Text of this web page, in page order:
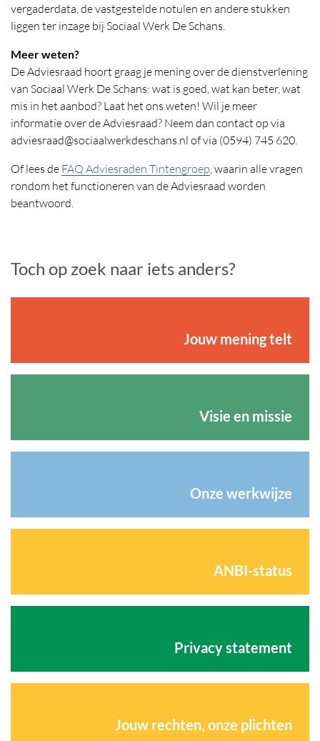
vergaderdata, de vastgestelde notulen en andere stukken
liggen ter inzage bij Sociaal Werk De Schans.
Meer weten?
De Adviesraad hoort graag je mening over de dienstverlening
van Sociaal Werk De Schans: wat is goed, wat kan beter, wat
mis in het aanbod? Laat het ons weten! Wil je meer
informatie over de Adviesraad? Neem dan contact op via
adviesraad@sociaalwerkdeschans.nl of via (0594) 745 620.
Of lees de FAQ Adviesraden Tintengroep , waarin alle vragen
rondom het functioneren van de Adviesraad worden
beantwoord.
Toch op zoek naar iets anders?
Jouw mening telt
Visie en missie
Onze werkwijze
ANBI-status
Privacy statement
Jouw rechten, onze plichten